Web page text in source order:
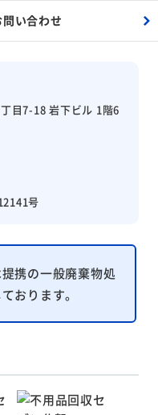
目7-18 岩下ビル 1階6
号
問い合わせ
携の一般廃棄物処
おります。